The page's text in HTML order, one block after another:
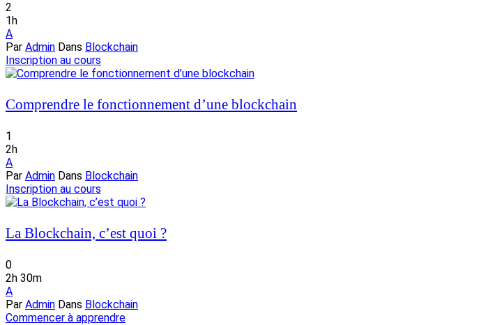
2
1h
A
Par Admin Dans Blockchain
Inscription au cours
Comprendre le fonctionnement d’une blockchain
1
2h
A
Par Admin Dans Blockchain
Inscription au cours
La Blockchain, c’est quoi ?
0
2h 30m
A
Par Admin Dans Blockchain
Commencer à apprendre